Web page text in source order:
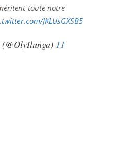
toute notre
JKLUsGXSB5
11